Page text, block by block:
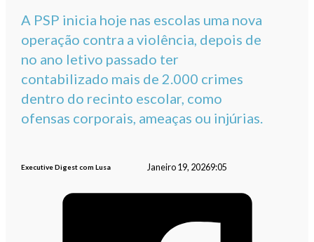
A PSP inicia hoje nas escolas uma nova
operação contra a violência, depois de
no ano letivo passado ter
contabilizado mais de 2.000 crimes
dentro do recinto escolar, como
ofensas corporais, ameaças ou injúrias.
Executive Digest com Lusa Janeiro 19, 20269:05